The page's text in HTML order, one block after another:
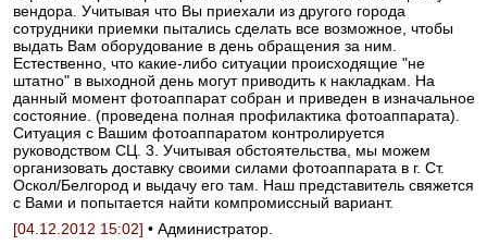
вендора. Учитывая что Вы приехали из другого города
сотрудники приемки пытались сделать все возможное, чтобы
выдать Вам оборудование в день обращения за ним.
Естественно, что какие-либо ситуации происходящие "не
штатно" в выходной день могут приводить к накладкам. На
данный момент фотоаппарат собран и приведен в изначальное
состояние. (проведена полная профилактика фотоаппарата).
Ситуация с Вашим фотоаппаратом контролируется
руководством СЦ. 3. Учитывая обстоятельства, мы можем
организовать доставку своими силами фотоаппарата в г. Ст.
Оскол/Белгород и выдачу его там. Наш представитель свяжется
с Вами и попытается найти компромиссный вариант.
[04.12.2012 15:02] • Администратор.